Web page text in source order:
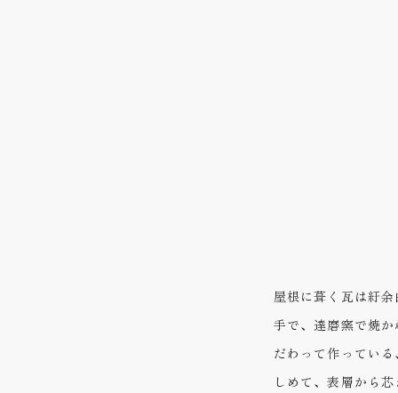
屋根に葺く瓦は紆
手で、達磨窯で焼
だわって作ってい
しめて、表層から